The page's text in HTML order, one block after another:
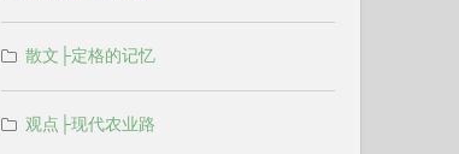
散文├定格的记忆
观点├现代农业路